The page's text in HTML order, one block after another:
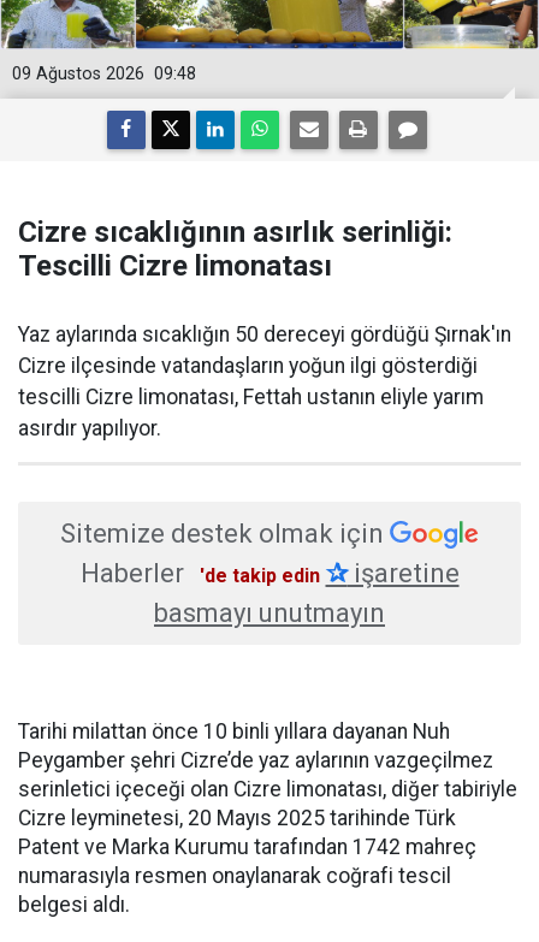
09:48
09 Ağustos 2026
Cizre sıcaklığının asırlık serinliği:
Tescilli Cizre limonatası
Yaz aylarında sıcaklığın 50 dereceyi gördüğü Şırnak'ın
Cizre ilçesinde vatandaşların yoğun ilgi gösterdiği
tescilli Cizre limonatası, Fettah ustanın eliyle yarım
asırdır yapılıyor.
Sitemize destek olmak için
Haberler
'de takip edin ✰işaretine
basmayı unutmayın
Tarihi milattan önce 10 binli yıllara dayanan Nuh
Peygamber şehri Cizre’de yaz aylarının vazgeçilmez
serinletici içeceği olan Cizre limonatası, diğer tabiriyle
Cizre leyminetesi, 20 Mayıs 2025 tarihinde Türk
Patent ve Marka Kurumu tarafından 1742 mahreç
numarasıyla resmen onaylanarak coğrafi tescil
belgesi aldı.